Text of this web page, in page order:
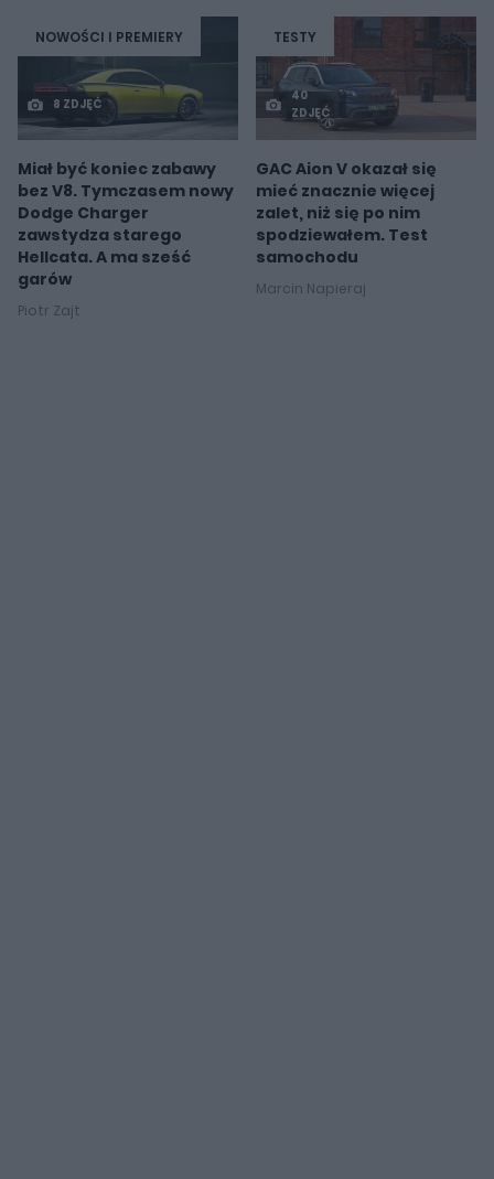
NOWOŚCI I PREMIERY
8 ZDJĘĆ
Miał być koniec zabawy
bez V8. Tymczasem nowy
Dodge Charger
zawstydza starego
Hellcata. A ma sześć
garów
Piotr Zajt
TESTY
40
ZDJĘĆ
GAC Aion V okazał się
mieć znacznie więcej
zalet, niż się po nim
spodziewałem. Test
samochodu
Marcin Napieraj